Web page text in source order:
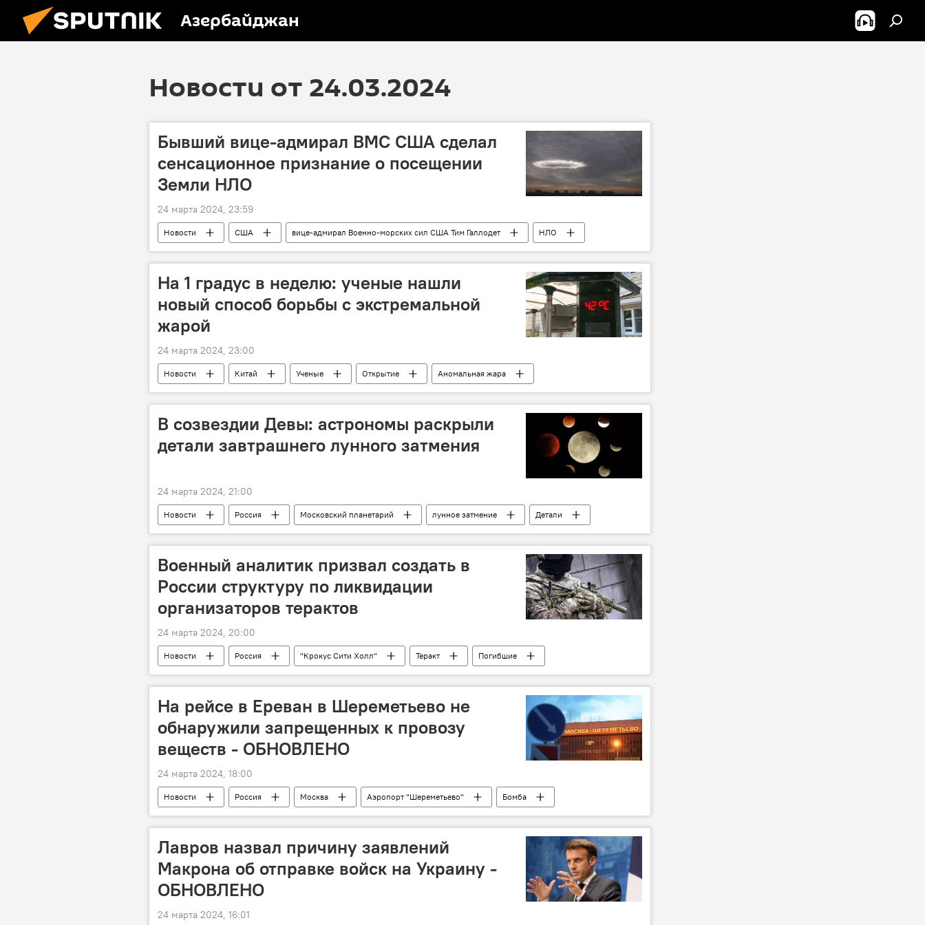
Азербайджан
Новости от 24.03.2024
Бывший вице-адмирал ВМС США сделал
сенсационное признание о посещении
Земли НЛО
24 марта 2024, 23:59
Новости США вице-адмирал Военно-морских сил США Тим Галлодет
НЛО
Земля
Посещение внеземные цивилизации Признание Общество
На 1 градус в неделю: ученые нашли
новый способ борьбы с экстремальной
жарой
24 марта 2024, 23:00
Новости Китай Ученые Открытие
Аномальная жара
температура воздуха
Понижение температуры Орошение Общество
В созвездии Девы: астрономы раскрыли
детали завтрашнего лунного затмения
24 марта 2024, 21:00
Новости Россия Московский планетарий лунное затмение
Детали
Земля
Тень полная фаза Наблюдение Астрономы Общество
Военный аналитик призвал создать в
России структуру по ликвидации
организаторов терактов
24 марта 2024, 20:00
Новости Россия "Крокус Сити Холл" Теракт
Погибшие
Игорь Коротченко
Предложение структура Террористы
Ликвидация
На рейсе в Ереван в Шереметьево не
обнаружили запрещенных к провозу
веществ - ОБНОВЛЕНО
24 марта 2024, 18:00
Новости Россия Москва Аэропорт "Шереметьево"
Бомба
ручная кладь
сообщение Рейс Ереван Общество
Лавров назвал причину заявлений
Макрона об отправке войск на Украину -
ОБНОВЛЕНО
24 марта 2024, 16:01